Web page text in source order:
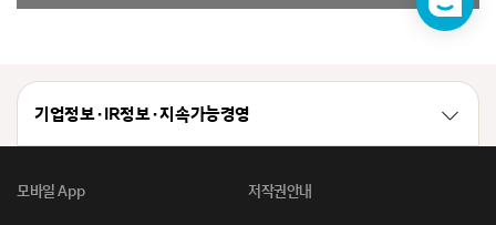
챗
봇
기업정보 · IR정보 · 지속가능경영
모바일 App 저작권안내